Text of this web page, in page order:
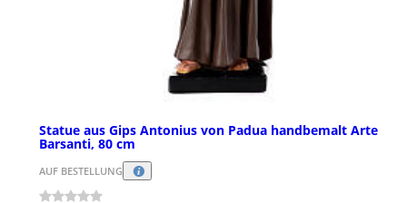
Statue aus Gips Antonius von Padua handbemalt Arte
Barsanti, 80 cm
AUF BESTELLUNG